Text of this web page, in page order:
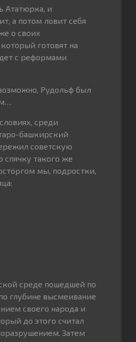
Ататюрка, и
а потом ловит себя
о своих
готовят на
с реформами
Рудольф был
среди
башкирский
советскую
такого же
мы, подростки,
среде пошедшей по
глубине высмеивание
своего народа и
до этого считал
Затем